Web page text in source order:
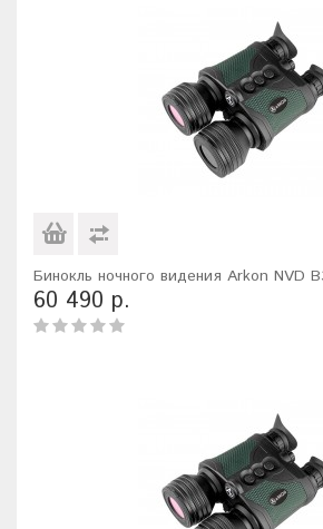
Бинокль ночного видения Arkon NVD
60 490 р.